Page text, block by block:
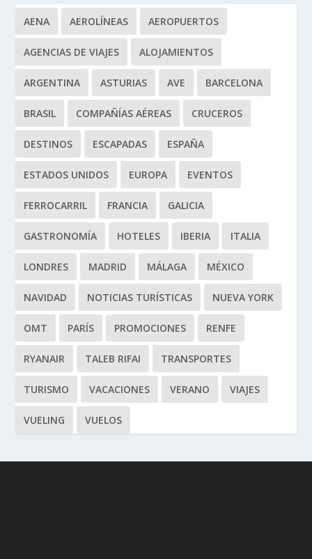
AENA AEROLÍNEAS AEROPUERTOS
AGENCIAS DE VIAJES ALOJAMIENTOS
ARGENTINA ASTURIAS AVE BARCELONA
BRASIL COMPAÑÍAS AÉREAS CRUCEROS
DESTINOS ESCAPADAS ESPAÑA
ESTADOS UNIDOS EUROPA EVENTOS
FERROCARRIL FRANCIA GALICIA
GASTRONOMÍA HOTELES IBERIA ITALIA
LONDRES MADRID MÁLAGA MÉXICO
NAVIDAD NOTICIAS TURÍSTICAS NUEVA YORK
OMT PARÍS PROMOCIONES RENFE
RYANAIR TALEB RIFAI TRANSPORTES
TURISMO VACACIONES VERANO VIAJES
VUELING VUELOS